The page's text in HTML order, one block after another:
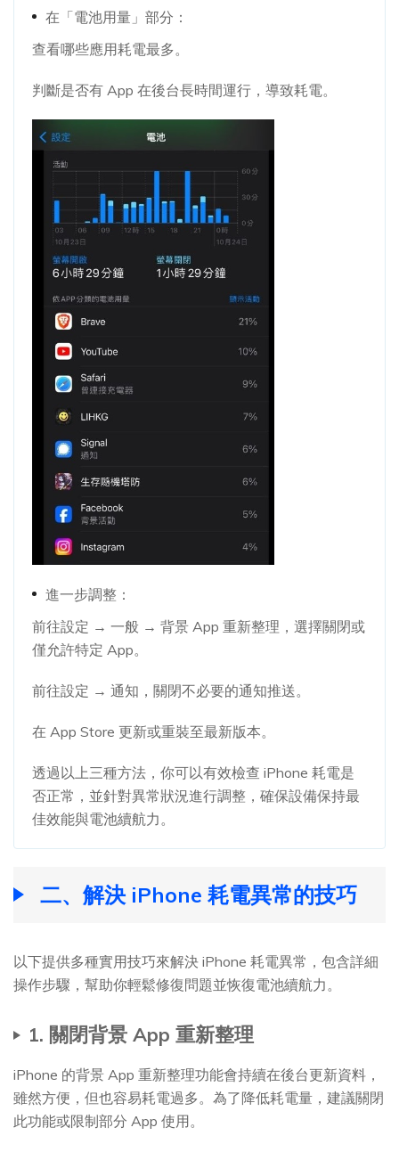
在「電池用量」部分：
查看哪些應用耗電最多。
判斷是否有 App 在後台長時間運行，導致耗電。
進一步調整：
前往設定 → 一般 → 背景 App 重新整理，選擇關閉或
僅允許特定 App。
前往設定 → 通知，關閉不必要的通知推送。
在 App Store 更新或重裝至最新版本。
透過以上三種方法，你可以有效檢查 iPhone 耗電是
否正常，並針對異常狀況進行調整，確保設備保持最
佳效能與電池續航力。
二、解決 iPhone 耗電異常的技巧
以下提供多種實用技巧來解決 iPhone 耗電異常，包含詳細
操作步驟，幫助你輕鬆修復問題並恢復電池續航力。
1. 關閉背景 App 重新整理
iPhone 的背景 App 重新整理功能會持續在後台更新資料，
雖然方便，但也容易耗電過多。為了降低耗電量，建議關閉
此功能或限制部分 App 使用。